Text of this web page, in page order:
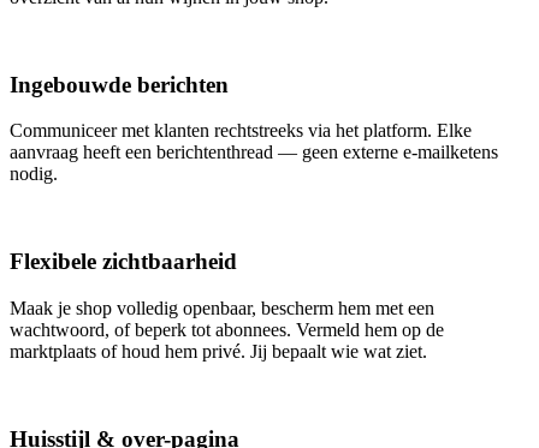
Ingebouwde berichten
Communiceer met klanten rechtstreeks via het platform. Elke
aanvraag heeft een berichtenthread — geen externe e-mailketens
nodig.
Flexibele zichtbaarheid
Maak je shop volledig openbaar, bescherm hem met een
wachtwoord, of beperk tot abonnees. Vermeld hem op de
marktplaats of houd hem privé. Jij bepaalt wie wat ziet.
Huisstijl & over-pagina